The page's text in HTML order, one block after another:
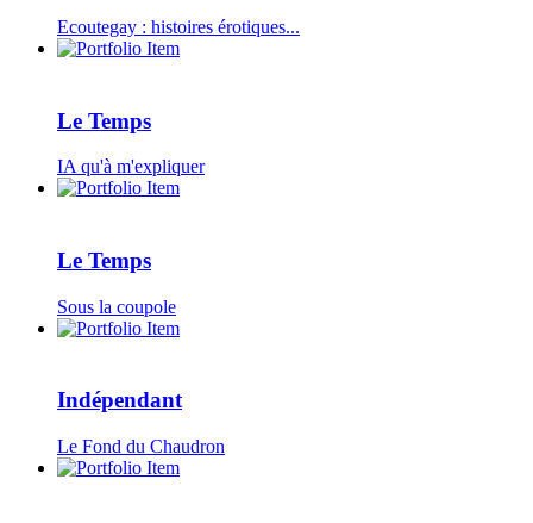
Ecoutegay : histoires érotiques...
Le Temps
IA qu'à m'expliquer
Le Temps
Sous la coupole
Indépendant
Le Fond du Chaudron